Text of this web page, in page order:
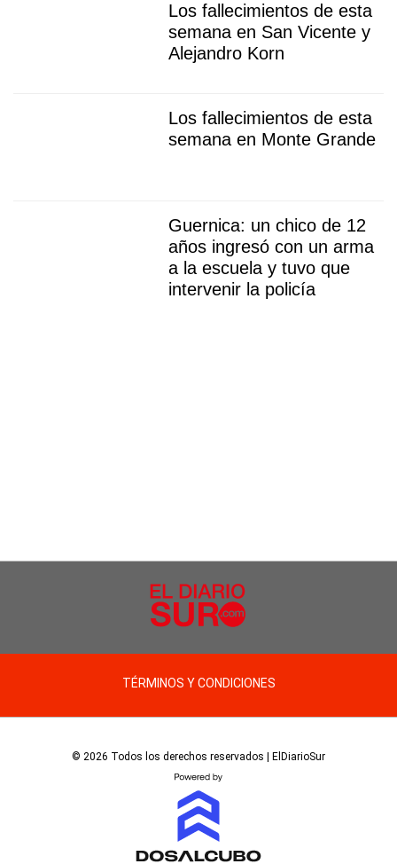
Los fallecimientos de esta
semana en San Vicente y
Alejandro Korn
Los fallecimientos de esta
semana en Monte Grande
Guernica: un chico de 12
años ingresó con un arma
a la escuela y tuvo que
intervenir la policía
TÉRMINOS Y CONDICIONES
© 2026 Todos los derechos reservados | ElDiarioSur